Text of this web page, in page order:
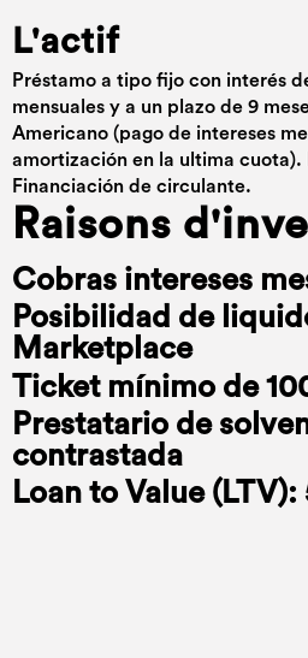
L'actif
Préstamo a tipo fijo con interés
mensuales y a un plazo de 9
Americano (pago de intereses
amortización en la ultima cuota).
Financiación de circulante.
Raisons
Cobras intereses
Posibilidad de
Marketplace
Ticket mínimo de
Prestatario de
contrastada
Loan to Value (LTV):